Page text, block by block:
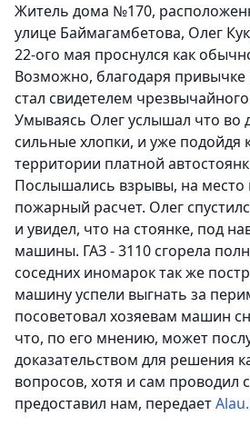
Житель дома №170,
улице Баймагамбетова, Олег
22-ого мая проснулся как
Возможно, благодаря привычке
стал свидетелем
Умываясь Олег услышал что во
сильные хлопки, и уже подойдя
территории платной
Послышались взрывы, на место
пожарный расчет. Олег
и увидел, что на стоянке, под
машины. ГАЗ - 3110 сгорела
соседних иномарок так же
машину успели выгнать за
посоветовал хозяевам машин
что, по его мнению, может
доказательством для решения
вопросов, хотя и сам проводил
предоставил нам, передает